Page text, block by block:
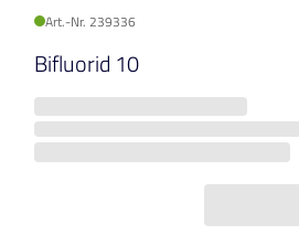
Art.-Nr. 239336
Bifluorid 10